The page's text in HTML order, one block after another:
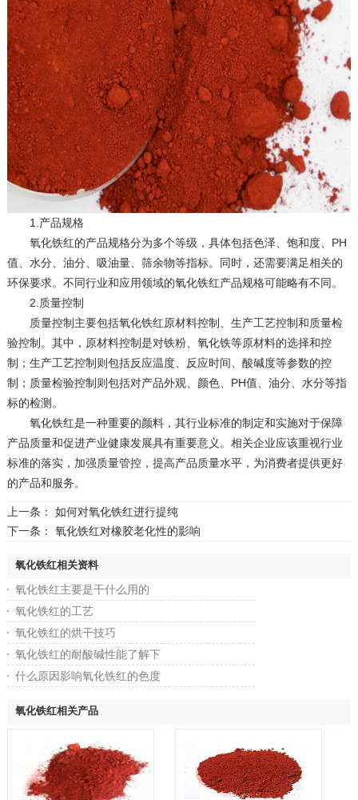
1.产品规格
氧化铁红的产品规格分为多个等级，具体包括色泽、饱和度、PH
值、水分、油分、吸油量、筛余物等指标。同时，还需要满足相关的
环保要求。不同行业和应用领域的氧化铁红产品规格可能略有不同。
2.质量控制
质量控制主要包括氧化铁红原材料控制、生产工艺控制和质量检
验控制。其中，原材料控制是对铁粉、氧化铁等原材料的选择和控
制；生产工艺控制则包括反应温度、反应时间、酸碱度等参数的控
制；质量检验控制则包括对产品外观、颜色、PH值、油分、水分等指
标的检测。
氧化铁红是一种重要的颜料，其行业标准的制定和实施对于保障
产品质量和促进产业健康发展具有重要意义。相关企业应该重视行业
标准的落实，加强质量管控，提高产品质量水平，为消费者提供更好
的产品和服务。
上一条： 如何对氧化铁红进行提纯
下一条： 氧化铁红对橡胶老化性的影响
氧化铁红相关资料
氧化铁红主要是干什么用的
氧化铁红的工艺
氧化铁红的烘干技巧
氧化铁红的耐酸碱性能了解下
什么原因影响氧化铁红的色度
氧化铁红相关产品